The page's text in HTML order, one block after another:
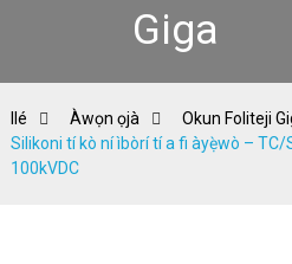
Giga
Ilé Àwọn ọjà Okun Foliteji
Silikoni tí kò ní ìbòrí tí a fi àyẹ̀wò – TC/
100kVDC